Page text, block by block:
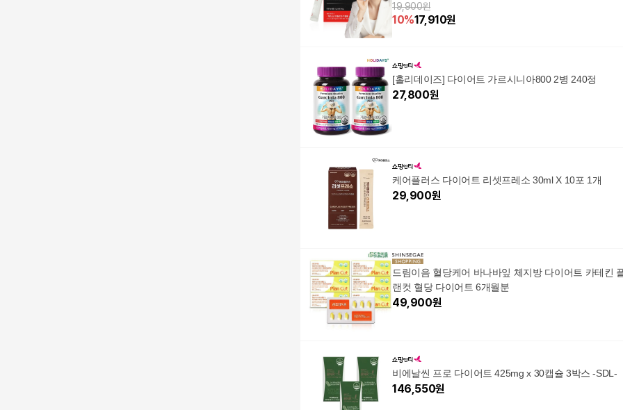
19,900원
10%17,910원
[홀리데이즈] 다이어트 가르시니아800 2병 240정
27,800원
케어플러스 다이어트 리셋프레소 30ml X 10포 1개
29,900원
드림이음 혈당케어 바나바잎 체지방 다이어트 카테킨
랜컷 혈당 다이어트 6개월분
49,900원
비에날씬 프로 다이어트 425mg x 30캡슐 3박스 -SDL-
146,550원